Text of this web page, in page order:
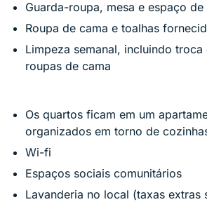
Guarda-roupa, mesa e espaço de
Roupa de cama e toalhas
Limpeza semanal, incluindo troca
roupas de cama
Os quartos ficam em um
organizados em torno de
Wi-fi
Espaços sociais comunitários
Lavanderia no local (taxas extras